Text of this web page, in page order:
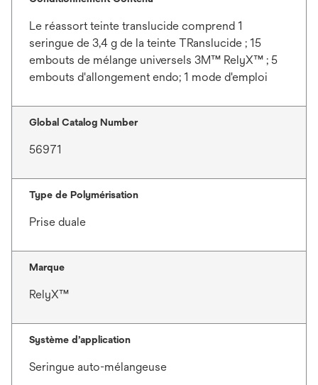
Le réassort teinte translucide comprend 1
seringue de 3,4 g de la teinte TRanslucide ; 15
embouts de mélange universels 3M™ RelyX™ ; 5
embouts d'allongement endo; 1 mode d'emploi
Global Catalog Number
56971
Type de Polymérisation
Prise duale
Marque
RelyX™
Système d’application
Seringue auto-mélangeuse